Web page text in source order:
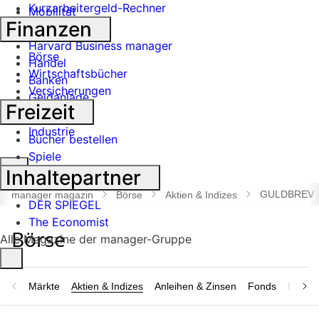
Mobilität
Tech
Harvard Business manager
Handel
Banken
Geldanlage
Börse
Industrie
Suche
öffnen
manager magazin Börse Aktien & Indizes GULDBREV
Märkte Aktien & Indizes Anleihen & Zinsen Fonds
Kurzarbeitergeld-Rechner
Finanzen
Börse
Wirtschaftsbücher
Versicherungen
Freizeit
Bücher bestellen
Spiele
Inhaltepartner
DER SPIEGEL
The Economist
Alle Magazine der manager-Gruppe